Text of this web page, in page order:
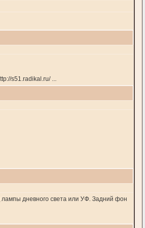
s51.radikal.ru/ ...
лампы дневного света или УФ. Задний фон